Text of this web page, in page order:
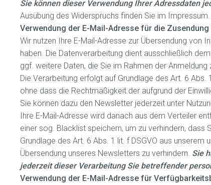
Sie können dieser Verwendung Ihrer Adressdaten
Ausübung des Widerspruchs finden Sie im Impressum.
Verwendung der E-Mail-Adresse für die
Wir nutzen Ihre E-Mail-Adresse zur Übersendung
haben. Die Datenverarbeitung dient ausschließlich
ggf. weitere Daten, die Sie im Rahmen der
Die Verarbeitung erfolgt auf Grundlage des Art. 6 Abs.
ohne dass die Rechtmäßigkeit der aufgrund der
Sie können dazu den Newsletter jederzeit unter
Ihre E-Mail-Adresse wird danach aus dem Verteiler
einer sog. Blacklist speichern, um zu verhindern,
Grundlage des Art. 6 Abs. 1 lit. f DSGVO aus
Übersendung unseres Newsletters zu verhindern. Sie
jederzeit dieser Verarbeitung Sie betreffender
Verwendung der E-Mail-Adresse für